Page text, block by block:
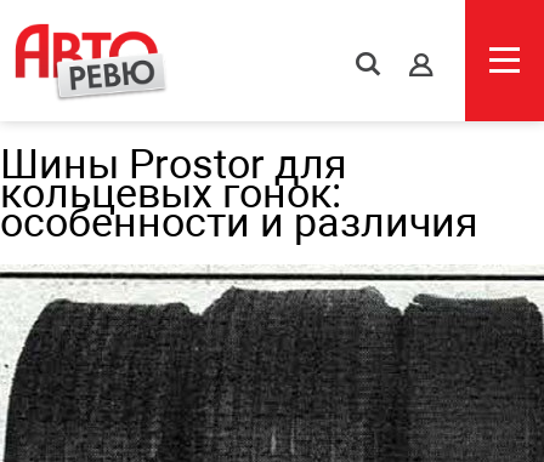
s
Шины Prostor для
кольцевых гонок:
особенности и различия